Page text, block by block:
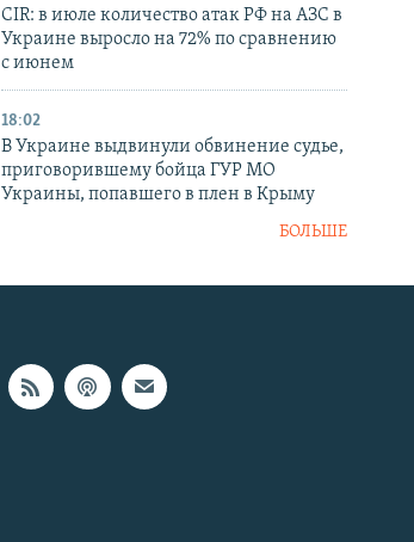
CIR: в июле количество атак РФ на АЗС в
Украине выросло на 72% по сравнению
с июнем
18:02
В Украине выдвинули обвинение судье,
приговорившему бойца ГУР МО
Украины, попавшего в плен в Крыму
БОЛЬШЕ